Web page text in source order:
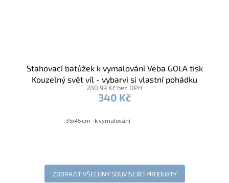
Stahovací batůžek k vymalování Veba GOLA tisk
Kouzelný svět víl - vybarvi si vlastní pohádku
280,99 Kč bez DPH
340 Kč
35x45 cm - k vymalování
ZOBRAZIT VŠECHNY SOUVISEJÍCÍ PRODUKTY